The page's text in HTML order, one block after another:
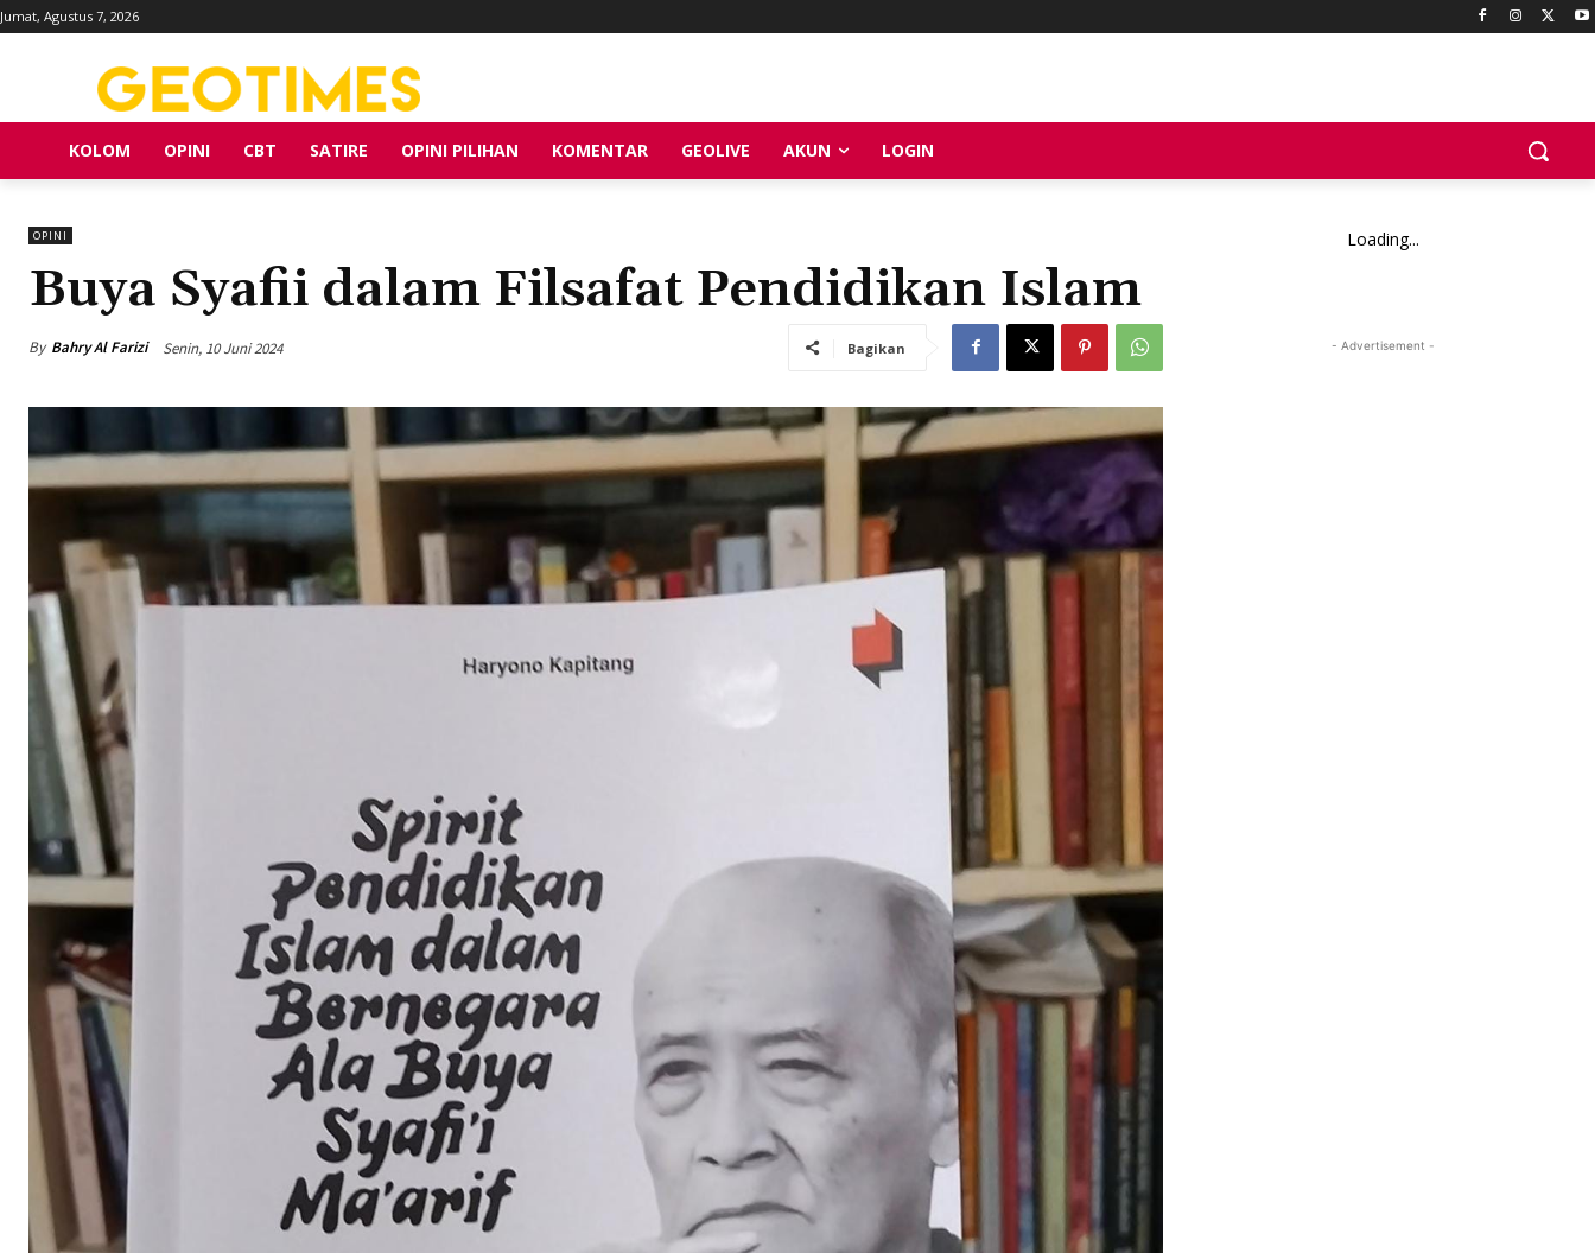
Jumat, Agustus 7, 2026
KOLOM OPINI CBT SATIRE OPINI PILIHAN KOMENTAR GEOLIVE AKUN LOGIN
OPINI
Buya Syafii dalam Filsafat Pendidikan Islam
By Bahry Al Farizi Senin, 10 Juni 2024 Bagikan
Loading...
- Advertisement -